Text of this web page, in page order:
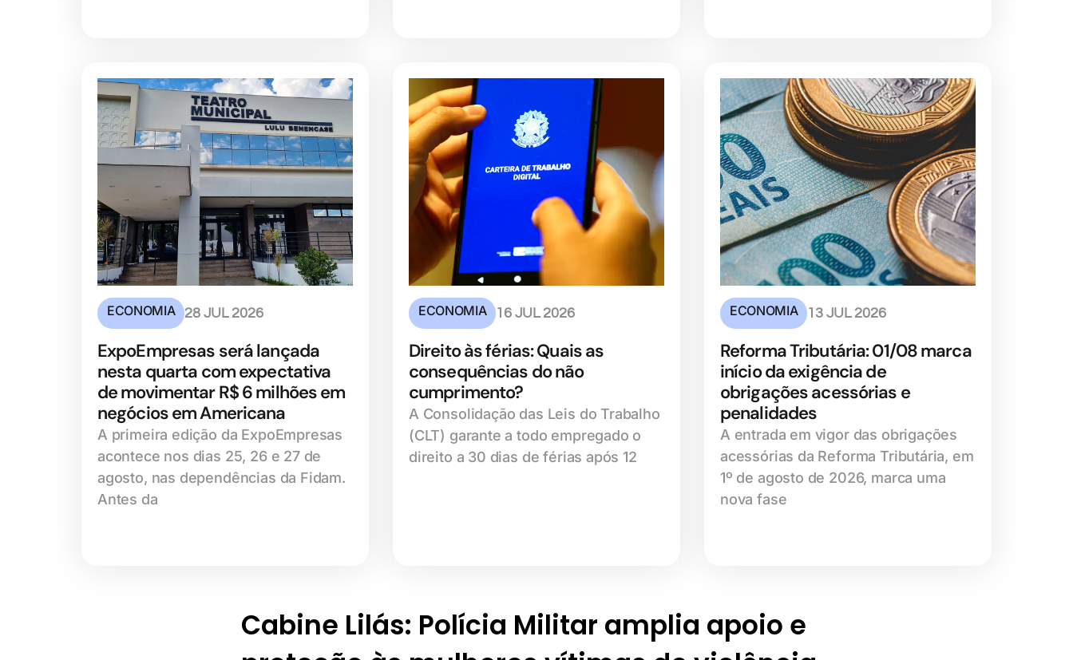
ECONOMIA 28 JUL 2026
ExpoEmpresas será lançada
nesta quarta com expectativa
de movimentar R$ 6 milhões em
negócios em Americana
A primeira edição da ExpoEmpresas
acontece nos dias 25, 26 e 27 de
agosto, nas dependências da Fidam.
Antes da
ECONOMIA 16 JUL 2026
Direito às férias: Quais as
consequências do não
cumprimento?
A Consolidação das Leis do Trabalho
(CLT) garante a todo empregado o
direito a 30 dias de férias após 12
ECONOMIA 13 JUL 2026
Reforma Tributária: 01/08 marca
início da exigência de
obrigações acessórias e
penalidades
A entrada em vigor das obrigações
acessórias da Reforma Tributária, em
1º de agosto de 2026, marca uma
nova fase
Cabine Lilás: Polícia Militar amplia apoio e